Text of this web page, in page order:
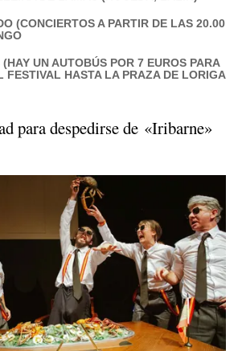
(CONCIERTOS A PARTIR DE LAS 20.00
(HAY UN AUTOBÚS POR 7 EUROS PARA
FESTIVAL HASTA LA PRAZA DE LORIGA
para despedirse de «Iribarne»